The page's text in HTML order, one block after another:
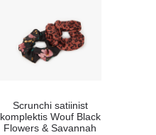
Scrunchi satiinist
komplektis Wouf Black
Flowers & Savannah